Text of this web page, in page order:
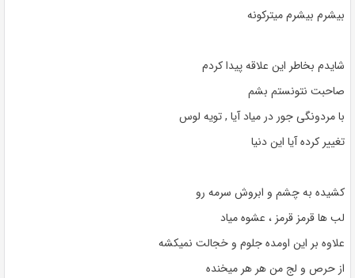
بیشرم بیشرم میترکونه
شایدم بخاطر این علاقه پیدا کردم
صاحبت نتونستم بشم
با مردونگی جور در میاد آیا , تویه لوس
تغییر کرده آیا این دنیا
کشیده به چشم و ابروش سرمه رو
لب ها قرمز قرمز ، عشوه میاد
علاوه بر این اومده جلوم و خجالت نمیکشه
از حرص و لج من هر هر میخنده